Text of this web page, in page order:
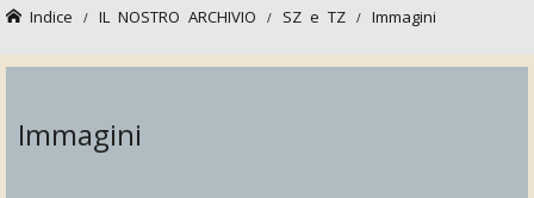
Indice IL NOSTRO ARCHIVIO SZ e TZ Immagini
Immagini